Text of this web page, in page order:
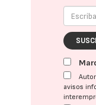
avisos